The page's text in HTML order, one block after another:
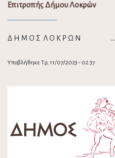
Επιτροπής Δήμου Λοκρών
Δ Η Μ Ο Σ Λ Ο Κ Ρ Ω Ν …
Υποβλήθηκε Τρ, 11/07/2023 - 02:37